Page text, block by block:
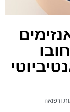
ורפואה